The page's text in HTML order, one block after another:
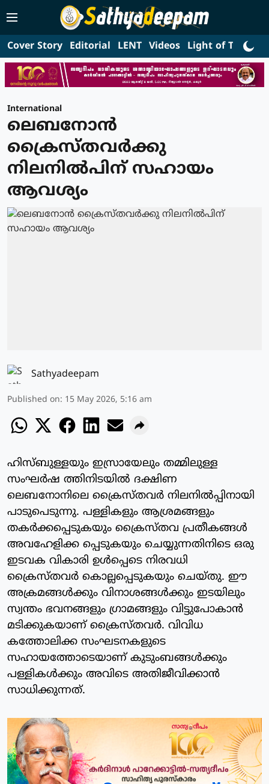
Cover Story Editorial LENT Videos Light of Truth
International
ലെബനോന്‍
ക്രൈസ്തവര്‍ക്കു
നിലനില്‍പിന് സഹായം
ആവശ്യം
Sathyadeepam
Published on: 15 May 2026, 5:16 am
ഹിസ്ബുള്ളയും ഇസ്രായേലും തമ്മിലുള്ള
സംഘര്‍ഷ ത്തിനിടയില്‍ ദക്ഷിണ
ലെബനോനിലെ ക്രൈസ്തവര്‍ നിലനില്‍പ്പിനായി
പാടുപെടുന്നു. പള്ളികളും ആശ്രമങ്ങളും
തകര്‍ക്കപ്പെടുകയും ക്രൈസ്തവ പ്രതീകങ്ങള്‍
അവഹേളിക്ക പ്പെടുകയും ചെയ്യുന്നതിനിടെ ഒരു
ഇടവക വികാരി ഉള്‍പ്പെടെ നിരവധി
ക്രൈസ്തവര്‍ കൊല്ലപ്പെടുകയും ചെയ്തു. ഈ
അക്രമങ്ങള്‍ക്കും വിനാശങ്ങള്‍ക്കും ഇടയിലും
സ്വന്തം ഭവനങ്ങളും ഗ്രാമങ്ങളും വിട്ടുപോകാന്‍
മടിക്കുകയാണ് ക്രൈസ്തവര്‍. വിവിധ
കത്തോലിക്ക സംഘടനകളുടെ
സഹായത്തോടെയാണ് കുടുംബങ്ങള്‍ക്കും
പള്ളികള്‍ക്കും അവിടെ അതിജീവിക്കാന്‍
സാധിക്കുന്നത്.